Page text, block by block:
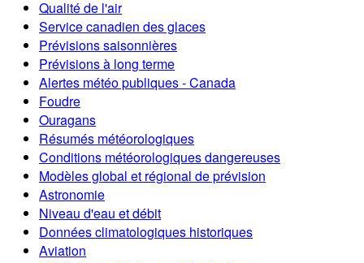
Qualité de l'air
Service canadien des glaces
Prévisions saisonnières
Prévisions à long terme
Alertes météo publiques - Canada
Foudre
Ouragans
Résumés météorologiques
Conditions météorologiques dangereuses
Modèles global et régional de prévision
Astronomie
Niveau d'eau et débit
Données climatologiques historiques
Aviation